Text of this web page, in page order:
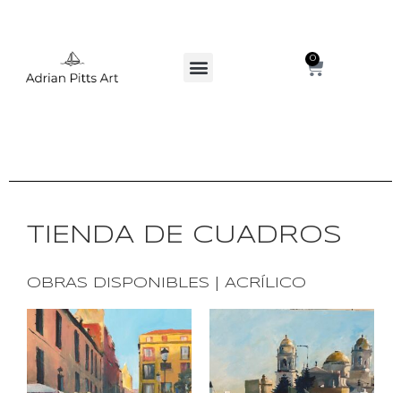
0
TIENDA DE CUADROS
OBRAS DISPONIBLES | ACRÍLICO